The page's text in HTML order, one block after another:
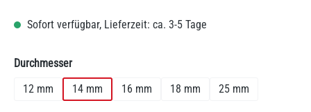
Sofort verfügbar, Lieferzeit: ca. 3-5 Tage
Durchmesserauswählen
12 mm
14 mm 16 mm 18 mm 25 mm